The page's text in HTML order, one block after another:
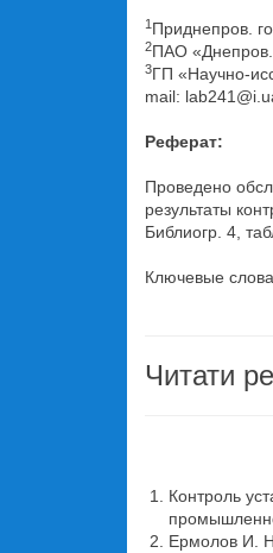
1 Приднепров.
2ПАО «Днепров.
3ГП «Научно-
mail:
Реферат:
Проведено
результаты
Библиогр. 4,
Ключевые
Читати
Контроль
Ермолов И.